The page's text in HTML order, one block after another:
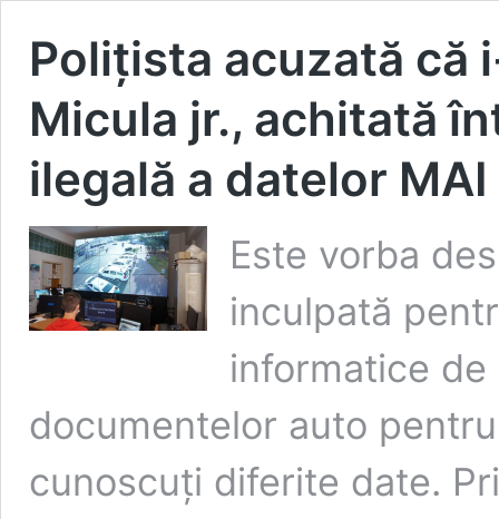
Polițista acuzată că
Micula jr., achitată
ilegală a datelor MAI
Este vorba
inculpată
informatice
documentelor auto
cunoscuți diferite date.